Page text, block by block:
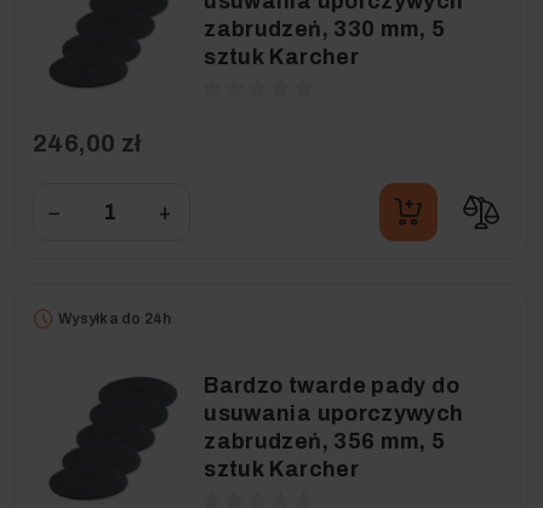
zabrudzeń, 330 mm, 5
sztuk Karcher
246,00 zł
− +
Wysyłka do 24h
Bardzo twarde pady do
usuwania uporczywych
zabrudzeń, 356 mm, 5
sztuk Karcher